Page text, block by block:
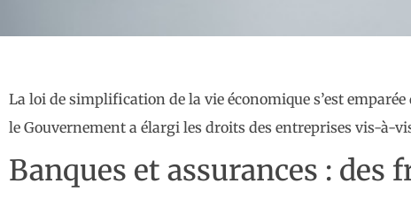
La loi de simplification de la vie économique s’est
le Gouvernement a élargi les droits des entreprises vis-à-
Banques et assurances : des